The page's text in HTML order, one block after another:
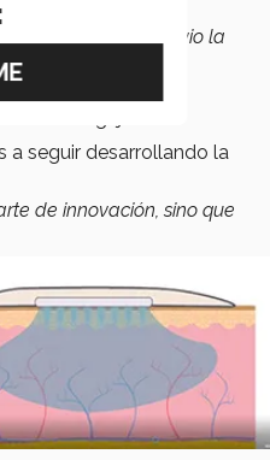
estudio donde se vio la
de saber cuánto
micro agujas.
a seguir desarrollando la
de innovación, sino que